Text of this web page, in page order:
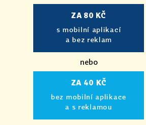
ZA 80 KČ
s mobilní aplikací
a bez reklam
nebo
ZA 40 KČ
bez mobilní aplikace
a s reklamou